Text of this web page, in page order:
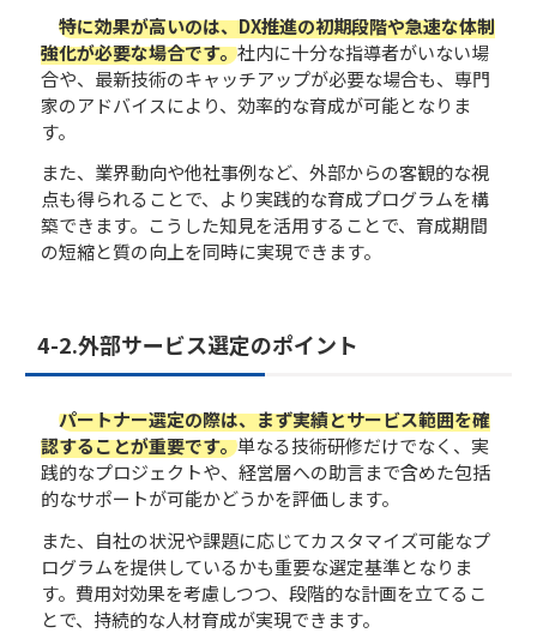
特に効果が高いのは、DX推進の初期段階や急速な体制
強化が必要な場合です。社内に十分な指導者がいない場
合や、最新技術のキャッチアップが必要な場合も、専門
家のアドバイスにより、効率的な育成が可能となりま
す。
また、業界動向や他社事例など、外部からの客観的な視
点も得られることで、より実践的な育成プログラムを構
築できます。こうした知見を活用することで、育成期間
の短縮と質の向上を同時に実現できます。
4-2.外部サービス選定のポイント
パートナー選定の際は、まず実績とサービス範囲を確
認することが重要です。単なる技術研修だけでなく、実
践的なプロジェクトや、経営層への助言まで含めた包括
的なサポートが可能かどうかを評価します。
また、自社の状況や課題に応じてカスタマイズ可能なプ
ログラムを提供しているかも重要な選定基準となりま
す。費用対効果を考慮しつつ、段階的な計画を立てるこ
とで、持続的な人材育成が実現できます。